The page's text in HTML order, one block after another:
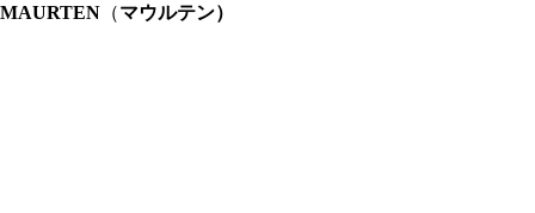
MAURTEN （マウルテン）